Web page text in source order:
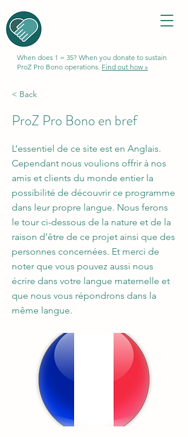
When does 1 = 35? When you donate to sustain
ProZ Pro Bono operations. Find out how »
< Back
ProZ Pro Bono en bref
L’essentiel de ce site est en Anglais.
Cependant nous voulions offrir à nos
amis et clients du monde entier la
possibilité de découvrir ce programme
dans leur propre langue. Nous ferons
le tour ci-dessous de la nature et de la
raison d’être de ce projet ainsi que des
personnes concernées. Et merci de
noter que vous pouvez aussi nous
écrire dans votre langue maternelle et
que nous vous répondrons dans la
même langue.